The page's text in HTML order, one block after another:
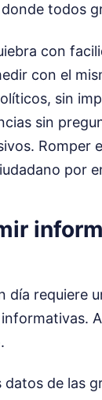
todos
con
con el
sin
sin
Romper
por
día requiere
de las